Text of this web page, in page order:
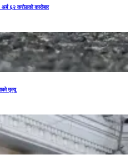
६२ करोडको कारोबार
मृत्यु